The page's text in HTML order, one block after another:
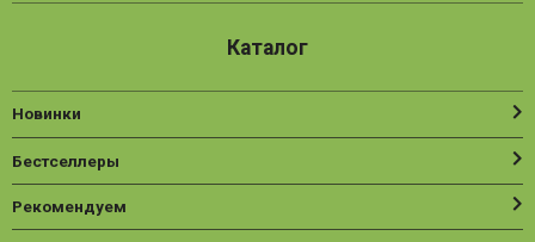
Каталог
Новинки
Бестселлеры
Рекомендуем